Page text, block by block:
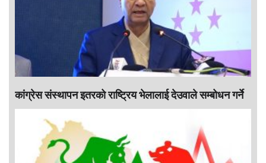
कांग्रेस संस्थापन इतरको राष्ट्रिय भेलालाई देउवाले सम्बोधन गर्ने